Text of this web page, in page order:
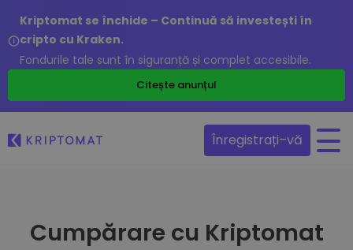
Kriptomat se închide – Continuă să investești în
cripto cu Kraken.
Fondurile tale sunt în siguranță și complet accesibile.
Citește anunțul
Înregistrați–vă
Cumpărare cu Kriptomat